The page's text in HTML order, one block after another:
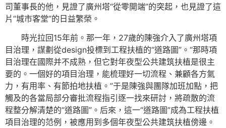
司董事長的他，見證了廣州塔“從零開端”的突起，也見證了這
片“城市客堂”的日益繁榮。
時光拉回15年前。那一年，27歲的陳強介入了廣州塔項
目治理，謀劃從design投標到工程扶植的“道路圖”。“那時項
目治理在國際并不成熟，但它對年夜型公共建筑扶植是很主
要的。一個好的項目治理，能梳理好一切流程、兼顧各方氣
力，有用率、有節拍地扶植。”于是陳強與團隊加班加點，把
觸及的各當局部分審批流程指引逐一找來研討，將疏散的流
程整分解清楚的“道路圖”。后來，這一“道路圖”成為工程扶植
項目治理的范例，被應用到多個年夜型公共建筑扶植傍邊。